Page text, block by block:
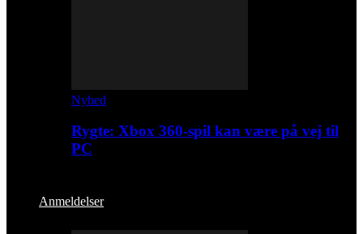
Nyhed
Rygte: Xbox 360-spil kan være på vej til
PC
Anmeldelser